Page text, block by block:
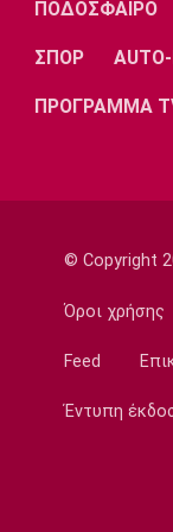
Τηλεόραση:
09:20
Μπραν -
08:50
Super League 2
ΠΟΔΟΣΦΑΙΡΟ
ΣΠΟΡ
ΠΡΟΓΡΑΜΜΑ
© Copyright
Όροι χρήσης
Feed
Έντυπη